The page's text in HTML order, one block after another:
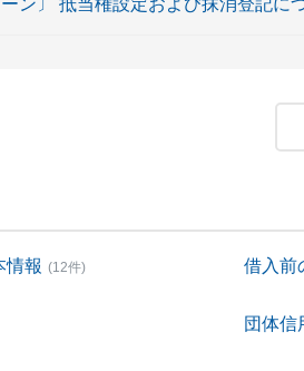
ーン〕 抵当権設定および抹消登記
情報 (12件) 借入前
団体信